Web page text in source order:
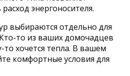
энергоносителя.
выбираются отдельно для
то из ваших домочадцев
хочется тепла. В вашем
комфортные условия для